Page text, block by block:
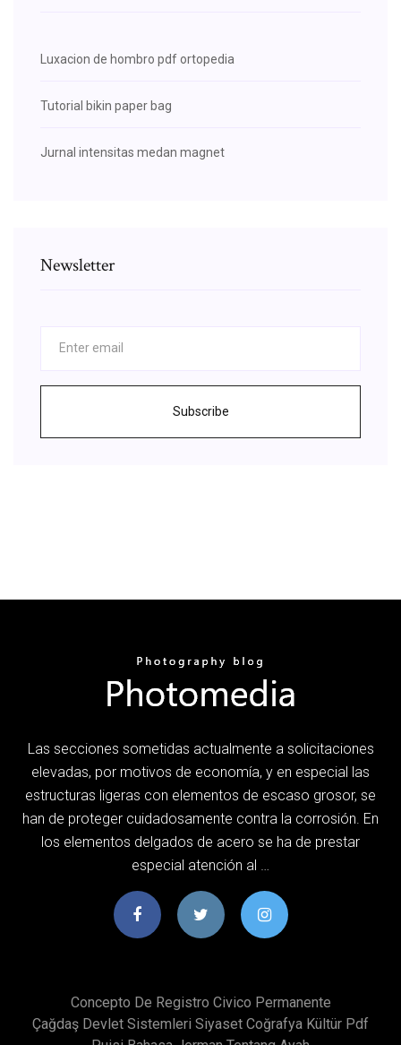
Luxacion de hombro pdf ortopedia
Tutorial bikin paper bag
Jurnal intensitas medan magnet
Newsletter
Subscribe
Las secciones sometidas actualmente a solicitaciones
elevadas, por motivos de economía, y en especial las
estructuras ligeras con elementos de escaso grosor, se
han de proteger cuidadosamente contra la corrosión. En
los elementos delgados de acero se ha de prestar
especial atención al …
Concepto De Registro Civico Permanente
Çağdaş Devlet Sistemleri Siyaset Coğrafya Kültür Pdf